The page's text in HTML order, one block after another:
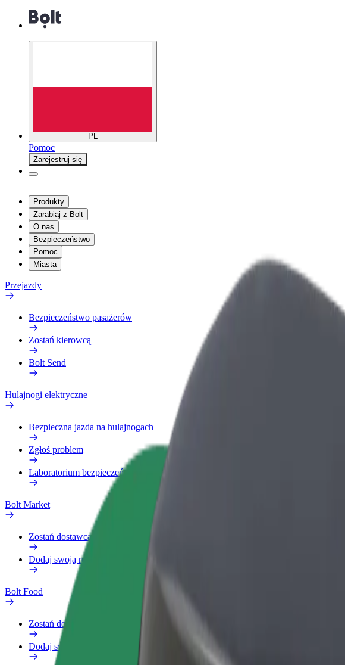
PL
Pomoc
Zarejestruj się
Produkty
Zarabiaj z Bolt
O nas
Bezpieczeństwo
Pomoc
Miasta
Przejazdy
Bezpieczeństwo pasażerów
Zostań kierowcą
Bolt Send
Hulajnogi elektryczne
Bezpieczna jazda na hulajnogach
Zgłoś problem
Laboratorium bezpieczeństwa
Bolt Market
Zostań dostawcą
Dodaj swoją restaurację lub sklep
Bolt Food
Zostań dostawcą
Dodaj swoją restaurację lub sklep